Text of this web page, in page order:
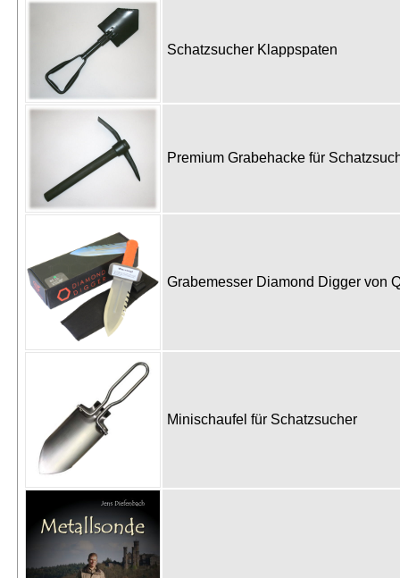
Schatzsucher Klappspaten
Premium Grabehacke für
Grabemesser Diamond Digger von
Minischaufel für Schatzsucher